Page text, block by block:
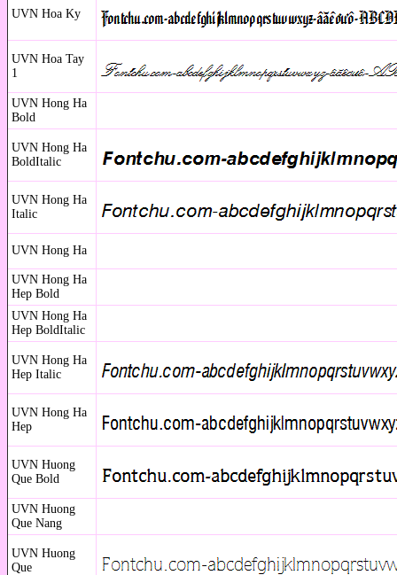
UVN Hoa Ky
UVN Hoa Tay
1
UVN Hong Ha
Bold
UVN Hong Ha
BoldItalic
UVN Hong Ha
Italic
UVN Hong Ha
UVN Hong Ha
Hep Bold
UVN Hong Ha
Hep BoldItalic
UVN Hong Ha
Hep Italic
UVN Hong Ha
Hep
UVN Huong
Que Bold
UVN Huong
Que Nang
UVN Huong
Que